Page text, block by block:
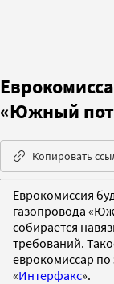
«Южный
Копировать
Еврокомиссия
газопровода
собирается
требований.
еврокомиссар по
«Интерфакс».